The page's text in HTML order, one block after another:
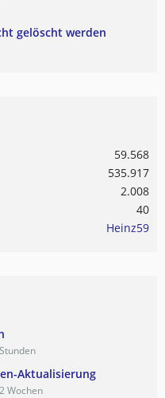
gelöscht werden
59.568
535.917
2.008
40
Heinz59
Aktualisierung
Wochen